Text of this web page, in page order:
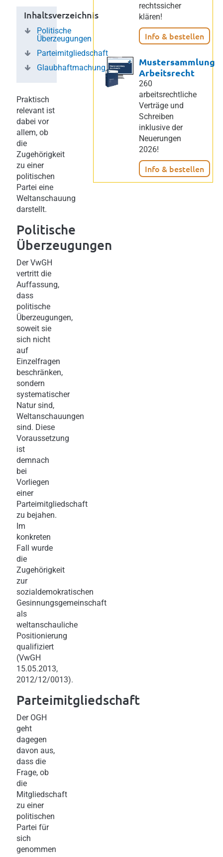
Inhaltsverzeichnis
Politische
Überzeugungen
Parteimitgliedschaft
Glaubhaftmachung
Praktisch
relevant ist
dabei vor
allem, ob
die
Zugehörigkeit
zu einer
politischen
Partei eine
Weltanschauung
darstellt.
Politische
Überzeugungen
Der VwGH
vertritt die
Auffassung,
dass
politische
Überzeugungen,
soweit sie
sich nicht
auf
Einzelfragen
beschränken,
sondern
systematischer
Natur sind,
Weltanschauungen
sind. Diese
Voraussetzung
ist
demnach
bei
Vorliegen
einer
Parteimitgliedschaft
zu bejahen.
Im
konkreten
Fall wurde
die
Zugehörigkeit
zur
sozialdemokratischen
Gesinnungsgemeinschaft
als
weltanschauliche
Positionierung
qualifiziert
(VwGH
15.05.2013,
2012/12/0013).
Parteimitgliedschaft
Der OGH
geht
dagegen
davon aus,
dass die
Frage, ob
die
Mitgliedschaft
zu einer
politischen
Partei für
sich
genommen
rechtssicher
klären!
Info & bestellen
Mustersammlung
Arbeitsrecht
260
arbeitsrechtliche
Verträge und
Schreiben
inklusive der
Neuerungen
2026!
Info & bestellen